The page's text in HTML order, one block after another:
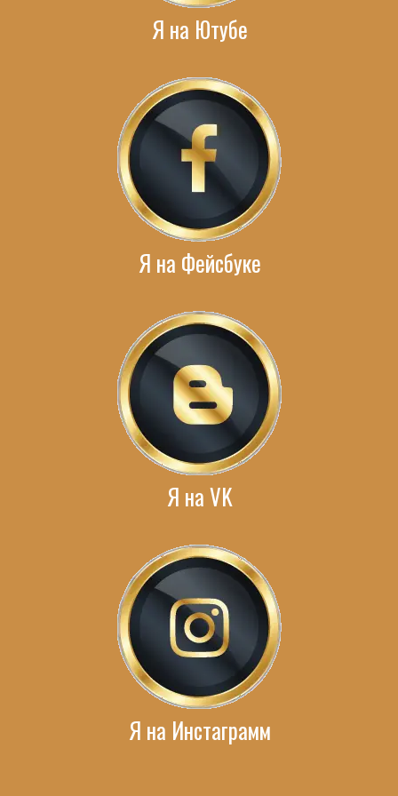
Я на Ютубе
Я на Фейсбуке
Я на VK
Я на Инстаграмм